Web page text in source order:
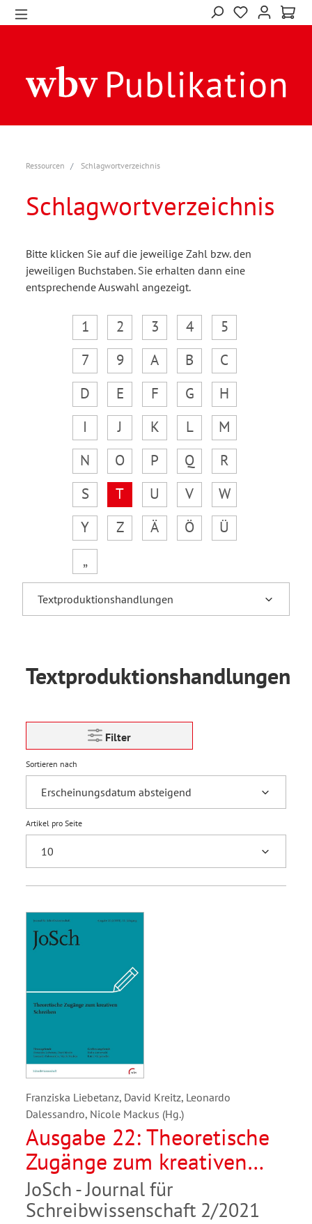
Ressourcen Schlagwortverzeichnis
Schlagwortverzeichnis
Bitte klicken Sie auf die jeweilige Zahl bzw. den
jeweiligen Buchstaben. Sie erhalten dann eine
entsprechende Auswahl angezeigt.
1 2 3 4
5
7
9 A B
C
D
E F G
H
I
J K L
M
N
O P Q
R
S
T U V
W
Y
Z Ä Ö
Ü
„
Textproduktionshandlungen
Filter
Sortieren nach
Artikel pro Seite
Franziska Liebetanz, David Kreitz, Leonardo
Dalessandro, Nicole Mackus (Hg.)
Ausgabe 22: Theoretische
Zugänge zum kreativen
Schreiben
JoSch - Journal für
Schreibwissenschaft 2/2021